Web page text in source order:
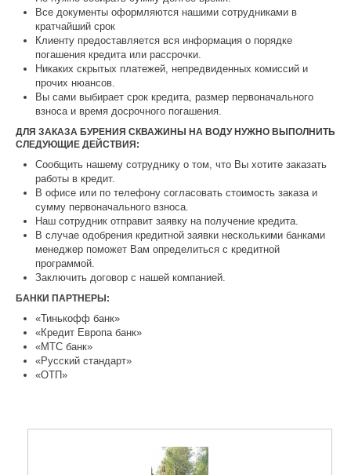
Все документы оформляются нашими сотрудниками в
кратчайший срок
Клиенту предоставляется вся информация о порядке
погашения кредита или рассрочки.
Никаких скрытых платежей, непредвиденных комиссий и
прочих нюансов.
Вы сами выбирает срок кредита, размер первоначального
взноса и время досрочного погашения.
ДЛЯ ЗАКАЗА БУРЕНИЯ СКВАЖИНЫ НА ВОДУ НУЖНО ВЫПОЛНИТЬ
СЛЕДУЮЩИЕ ДЕЙСТВИЯ:
Сообщить нашему сотруднику о том, что Вы хотите заказать
работы в кредит.
В офисе или по телефону согласовать стоимость заказа и
сумму первоначального взноса.
Наш сотрудник отправит заявку на получение кредита.
В случае одобрения кредитной заявки несколькими банками
менеджер поможет Вам определиться с кредитной
программой.
Заключить договор с нашей компанией.
БАНКИ ПАРТНЕРЫ:
«Тинькофф банк»
«Кредит Европа банк»
«МТС банк»
«Русский стандарт»
«ОТП»